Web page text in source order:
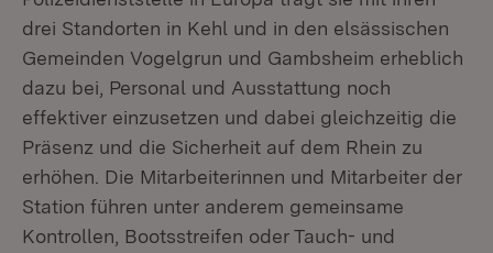
drei Standorten in Kehl und in den elsässischen
Gemeinden Vogelgrun und Gambsheim erheblich
dazu bei, Personal und Ausstattung noch
effektiver einzusetzen und dabei gleichzeitig die
Präsenz und die Sicherheit auf dem Rhein zu
erhöhen. Die Mitarbeiterinnen und Mitarbeiter der
Station führen unter anderem gemeinsame
Kontrollen, Bootsstreifen oder Tauch- und